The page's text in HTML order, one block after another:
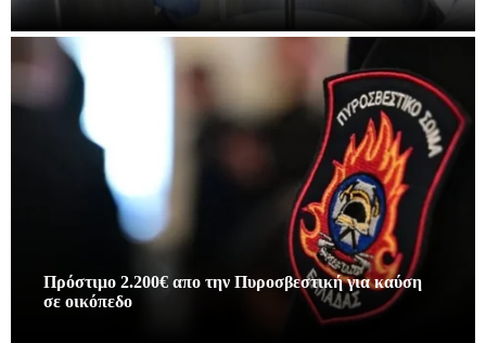
Πρόστιμο 2.200€ απο την Πυροσβεστική για καύση
σε οικόπεδο